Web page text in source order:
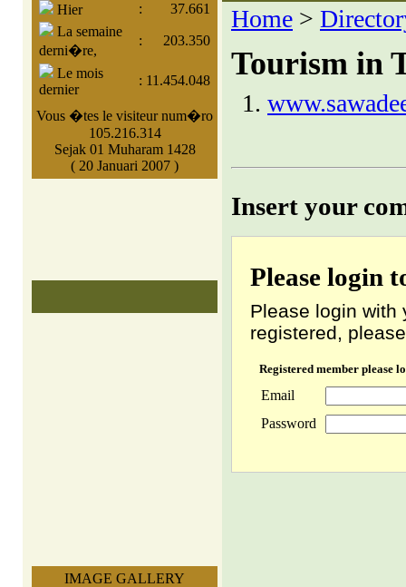
Hier
:
37.661
La semaine
derni�re,
: 203.350
Le mois
dernier
: 11.454.048
Vous �tes le visiteur num�ro
105.216.314
Sejak 01 Muharam 1428
( 20 Januari 2007 )
IMAGE GALLERY
Home >
Tourism in
Insert your
Please login
Please login with
registered,
Registered member please
Email
Password